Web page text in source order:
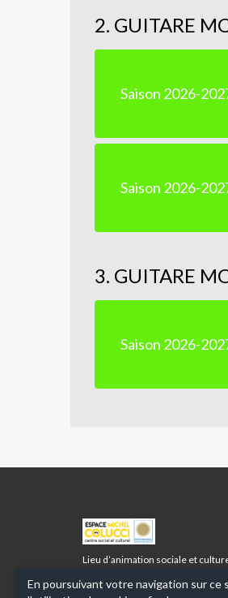
2. GUITARE
Saison 2026-
Saison 2026-
3. GUITARE
Saison 2026-
ESPACE
MICHEL
COLUCCI
MONTROUGE
Lieu d’animation sociale et
Racine, l’Espace Michel Colucci
3 ans et vous propose toute une
En poursuivant votre navigation sur ce